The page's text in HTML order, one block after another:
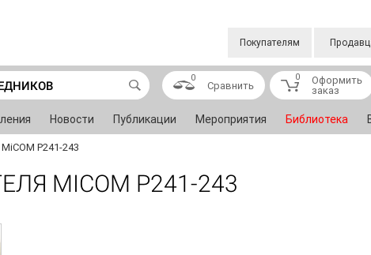
Покупателям
0
Сравнить
0
Оформить
заказ
Новости Публикации Мероприятия Библиотека
P241-243
MICOM P241-243